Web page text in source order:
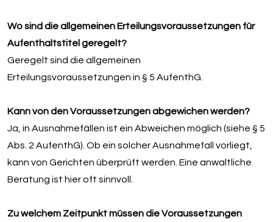
Wo sind die allgemeinen Erteilungsvoraussetzungen für
Aufenthaltstitel geregelt?
Geregelt sind die allgemeinen
Erteilungsvoraussetzungen in § 5 AufenthG.
Kann von den Voraussetzungen abgewichen werden?
Ja, in Ausnahmefällen ist ein Abweichen möglich (siehe § 5
Abs. 2 AufenthG). Ob ein solcher Ausnahmefall vorliegt,
kann von Gerichten überprüft werden. Eine anwaltliche
Beratung ist hier oft sinnvoll.
Zu welchem Zeitpunkt müssen die Voraussetzungen